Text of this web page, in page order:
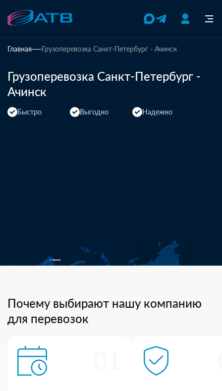
Главная Грузоперевозка Санкт-Петербург - Ачинск
Грузоперевозка Санкт-Петербург -
Ачинск
Быстро Выгодно Надежно
Почему выбирают нашу компанию
для перевозок